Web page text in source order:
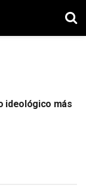
ideológico más